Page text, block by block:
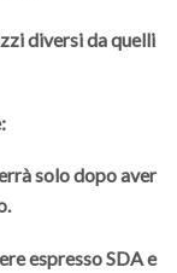
diversi da quelli
solo dopo aver
espresso SDA e